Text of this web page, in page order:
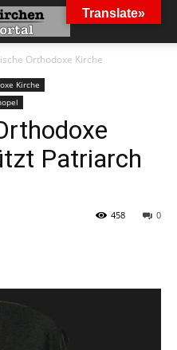
Orthodoxe Kirche
Kirche
Patriarch
0
458
Translate»